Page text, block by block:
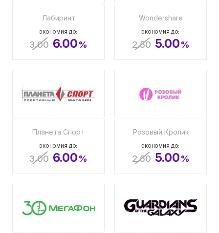
Лабиринт
ЭКОНОМИЯ ДО:
3.00 6.00%
Wondershare
ЭКОНОМИЯ ДО:
2.50 5.00%
Планета Спорт
ЭКОНОМИЯ ДО:
3.00 6.00%
Розовый Кролик
ЭКОНОМИЯ ДО:
2.50 5.00%